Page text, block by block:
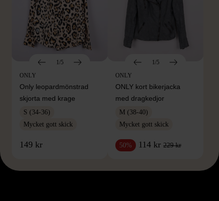
1/5
ONLY
Only leopardmönstrad
skjorta med krage
S (34-36)
Mycket gott skick
149 kr
1/5
ONLY
ONLY kort bikerjacka
med dragkedjor
M (38-40)
Mycket gott skick
50% 114 kr 229 kr